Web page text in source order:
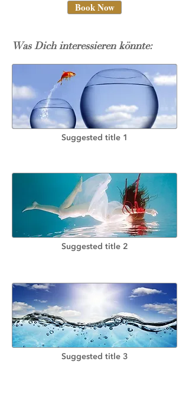
Book Now
Was Dich interessieren könnte:
Suggested title 1
Suggested title 2
Suggested title 3